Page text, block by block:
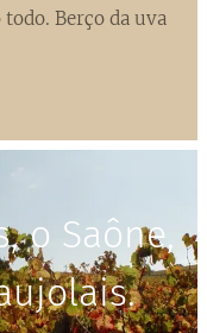
Berço da uva
o Saône,